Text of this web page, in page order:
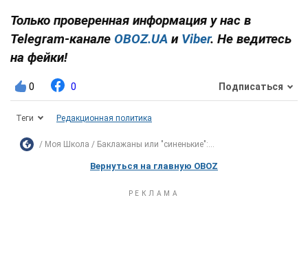
Только проверенная информация у нас в
Telegram-канале OBOZ.UA и Viber. Не ведитесь
на фейки!
0 0 Подписаться
Теги Редакционная политика
Моя Школа Баклажаны или "синенькие":...
Вернуться на главную OBOZ